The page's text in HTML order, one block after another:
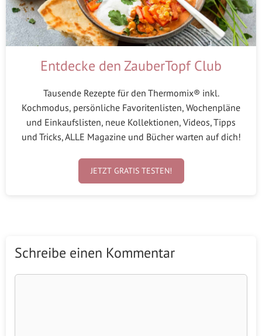
Entdecke den ZauberTopf Club
Tausende Rezepte für den Thermomix® inkl.
Kochmodus, persönliche Favoritenlisten, Wochenpläne
und Einkaufslisten, neue Kollektionen, Videos, Tipps
und Tricks, ALLE Magazine und Bücher warten auf dich!
JETZT GRATIS TESTEN!
Schreibe einen Kommentar